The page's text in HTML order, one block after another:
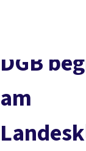
DGB
am